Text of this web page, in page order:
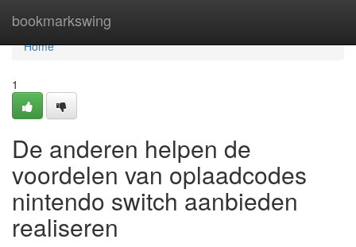
bookmarkswing
Home
Home
1
De anderen helpen de
voordelen van oplaadcodes
nintendo switch aanbieden
realiseren